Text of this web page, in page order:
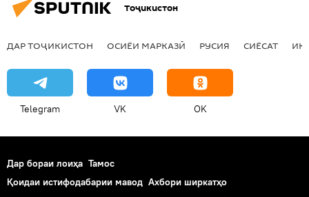
Тоҷикистон
ДАР ТОҶИКИСТОН ОСИЁИ МАРКАЗӢ РУСИЯ СИЁСАТ
Telegram VK OK
Дар бораи лоиҳа Тамос
Қоидаи истифодабарии мавод Ахбори ширкатҳо